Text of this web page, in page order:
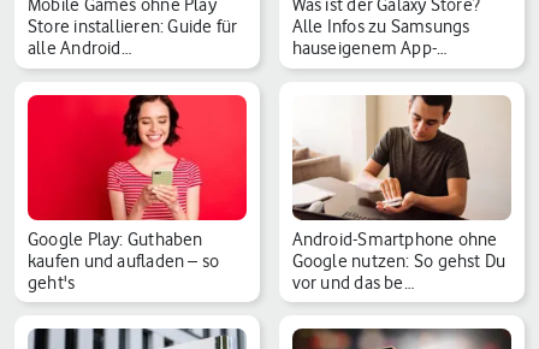
Mobile Games ohne Play
Store installieren: Guide für
alle Android…
Was ist der Galaxy Store?
Alle Infos zu Samsungs
hauseigenem App-…
Google Play: Guthaben
kaufen und aufladen – so
geht's
Android-Smartphone ohne
Google nutzen: So gehst Du
vor und das be…